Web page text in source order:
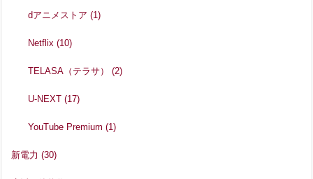
dアニメストア(1)
Netflix(10)
TELASA（テラサ）(2)
U-NEXT(17)
YouTube Premium(1)
新電力 (30)